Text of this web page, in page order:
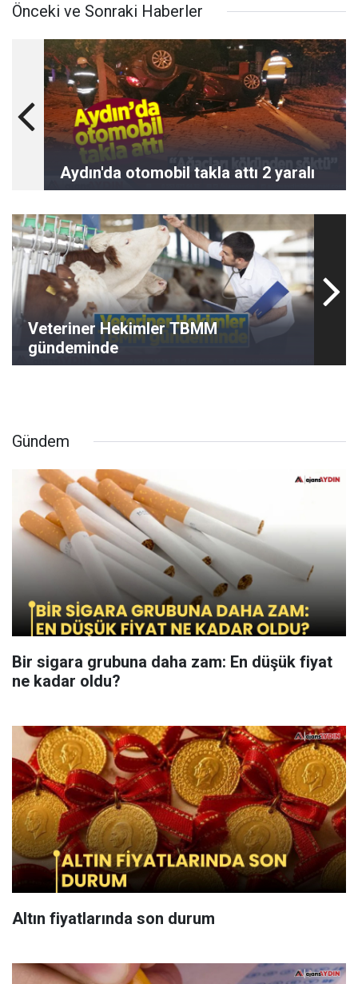
Önceki ve Sonraki Haberler
Aydın'da otomobil takla attı 2 yaralı
Veteriner Hekimler TBMM
gündeminde
Gündem
Bir sigara grubuna daha zam: En düşük fiyat
ne kadar oldu?
Altın fiyatlarında son durum